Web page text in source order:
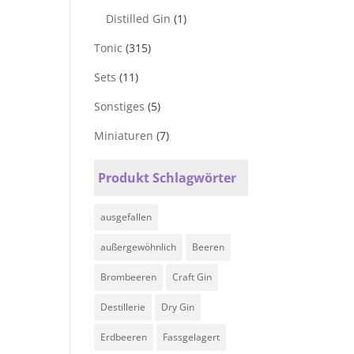
Distilled Gin (1)
Tonic (315)
Sets (11)
Sonstiges (5)
Miniaturen (7)
Produkt Schlagwörter
ausgefallen
außergewöhnlich Beeren
Brombeeren Craft Gin
Destillerie Dry Gin
Erdbeeren Fassgelagert